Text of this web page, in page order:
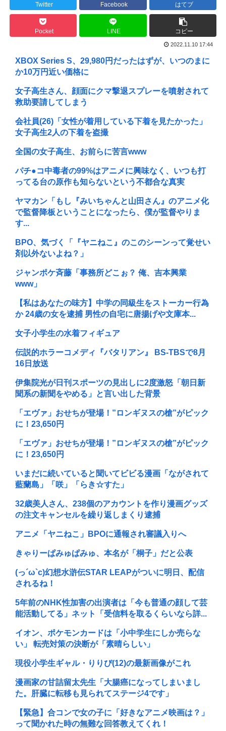
Twitter Facebook はてブ
Pocket LINE コピー
2022.11.10 17:44
XBOX Series S、29,980円だったはずが、いつのまに
か10万円近い価格に
女子高生さん、顔面にクマ撃退スプレーを噴射されて
救助要請してしまう
会社員(26)「女性が着用している下着を見たかった」
女子高生2人の下着を盗撮
全国の女子高生、お前らに苦言www
パチ●コ中毒者の99%はアニメに興味なく、いつも打
ってる台の原作も知らないという不都合な真実
ヤマカン「もし『みいちゃんと山田さん』のアニメ化
で監督降板ということになったら、僕が監督やりま
す...
BPO、気づく「『ヤニねこ』のこのシーンって覚せい
剤以外ないよね？」
ジャンポケ斉藤「事務所どこぉ？ 俺、吉本興業
www」
【私はあなたの味方】中学の同級生をストーカー行為
か 24歳の女を逮捕 男性の自宅に唐揚げや文庫本...
女子小学生の水着フィギュア
伝説的ホラーコメディ『バタリアン』 BS-TBSで8月
16日放送
伊集院光が日刊スポーツの見出しに2度激怒「朝日新
聞系の新聞をやめる」と言い出した背景
「エヴァ」おせちが登場！”ロンギヌスの槍”がピック
に！23,650円
「エヴァ」おせちが登場！”ロンギヌスの槍”がピック
に！23,650円
いまだに続いていると聞いてビビる漫画「ながされて
藍蘭島」「咲」「らき☆すた」
32歳美人さん、238個のアカウントを作り漫画グッズ
の注文キャンセルを繰り返しまくり逮捕
アニメ「ヤニねこ」BPOに通報され審議入りへ
きゃりーぱみゅぱみゅ、本名が「桐子」だと公表
(っ´ω`c)幻想水滸伝STAR LEAPがついに明日、配信
されるね！
5年前のNHK性加害の出演者は「今も普通の顔して芸
能活動してる」ネット「受信料を取るくらいなら詳...
イオン、ポケモンカードは「小中学生にしか売らな
い」 転売対策の決断が「素晴らしい」
現役小学生ギャル・りりぴ(12)の最新画像がこれ
漫画家の甘詰留太先生「大腸癌になってしまいまし
た。肝臓に転移も見られてステージ4です」
【緊急】合コンで女の子に「好きなアニメ映画は？」
って聞かれた時の無難な回答教えてくれ！